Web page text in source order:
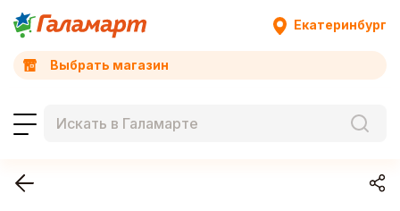
Екатеринбург
Выбрать магазин